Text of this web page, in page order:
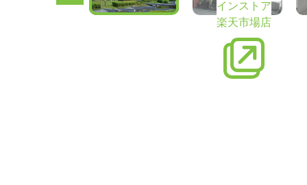
インストア
楽天市場店